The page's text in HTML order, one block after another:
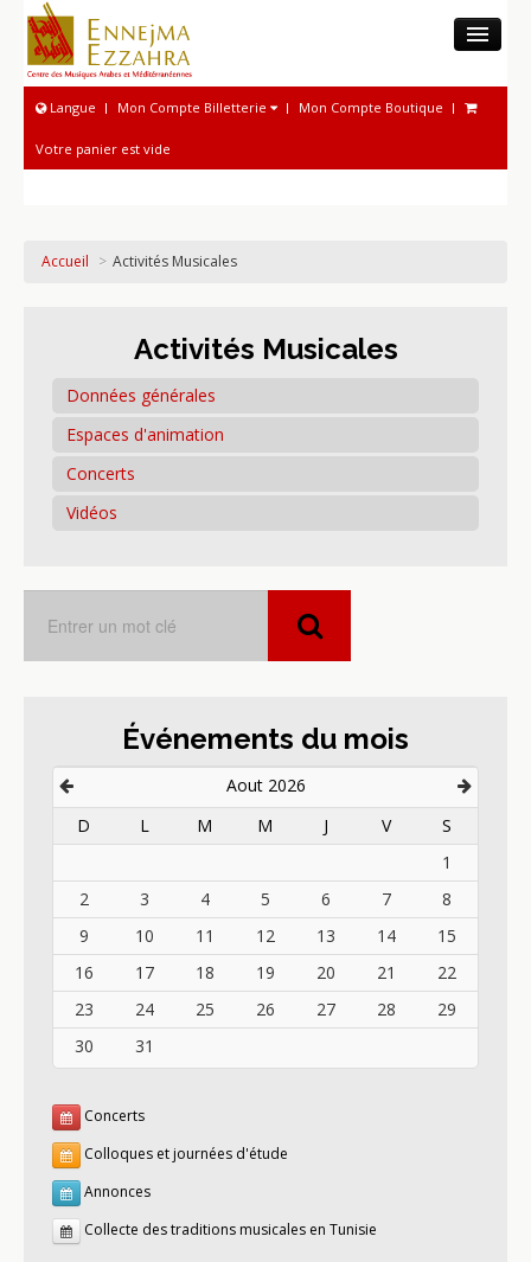
Langue Mon Compte Billetterie Mon Compte Boutique
Votre panier est vide
MUSÉE
Accueil > Activités Musicales
Activités Musicales
Données générales
Espaces d'animation
Concerts
Vidéos
Événements du mois
Aout 2026
D
L M M J V
S
1
2
3 4 5 6 7
8
9
10 11 12 13 14
15
16
17 18 19 20 21
22
23
24 25 26 27 28
29
30
31
Concerts
Colloques et journées d'étude
Annonces
Collecte des traditions musicales en Tunisie